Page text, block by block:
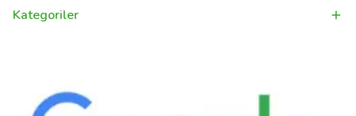
Kategoriler